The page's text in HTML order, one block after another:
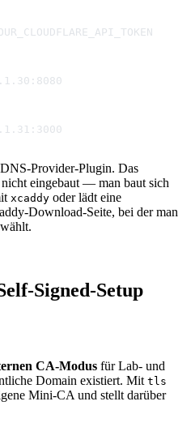
Provider-Plugin. Das
eingebaut — man baut sich
xcaddy oder lädt eine
Download-Seite, bei der man
Signed-Setup
CA-Modus für Lab- und
Domain existiert. Mit tls
Mini-CA und stellt darüber